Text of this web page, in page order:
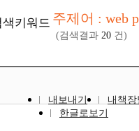
색키워드 주제어 : web
(검색결과 20 건)
내보내기
내책
한글로보기